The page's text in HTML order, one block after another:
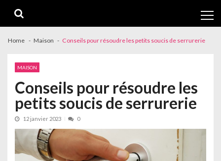
navigation
content
Home Maison Conseils pour résoudre les petits soucis de serrurerie
MAISON
Conseils pour résoudre les
petits soucis de serrurerie
12 janvier 2023 0